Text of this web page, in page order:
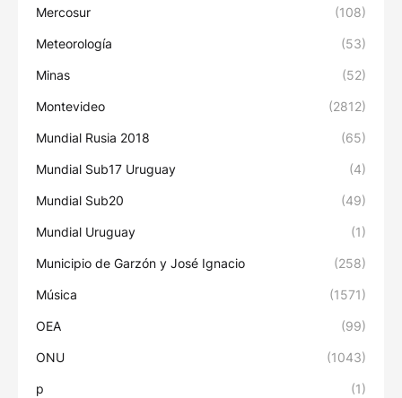
Mercosur (108)
Meteorología (53)
Minas (52)
Montevideo (2812)
Mundial Rusia 2018 (65)
Mundial Sub17 Uruguay (4)
Mundial Sub20 (49)
Mundial Uruguay (1)
Municipio de Garzón y José Ignacio (258)
Música (1571)
OEA (99)
ONU (1043)
p (1)